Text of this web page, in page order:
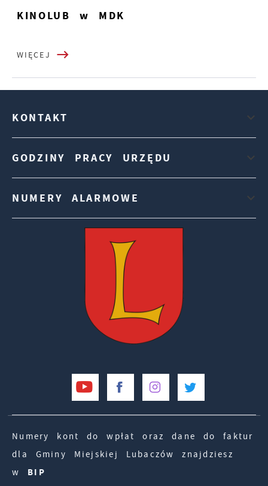
KINOLUB w MDK
WIĘCEJ
KONTAKT
GODZINY PRACY URZĘDU
NUMERY ALARMOWE
Numery kont do wpłat oraz dane do faktur
dla Gminy Miejskiej Lubaczów znajdziesz
w BIP